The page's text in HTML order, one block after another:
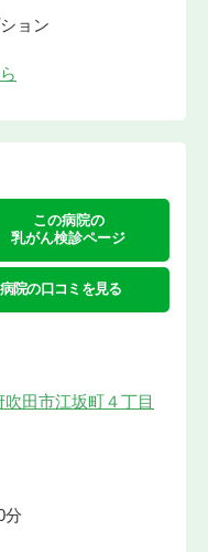
ョン
この病院の
乳がん検診ページ
院の口コミを見る
田市江坂町４丁目
分